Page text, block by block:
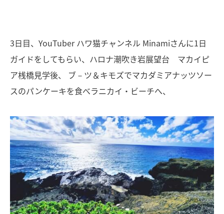
3日目、YouTuber ハワ猫チャンネル Minamiさんに1日
ガイドをしてもらい、ハロナ潮吹き岩展望台 マカイピ
ア桟橋見学後、 ブ－ツ＆キモズでマカダミアナッツソー
スのパンケーキを食べラニカイ・ビーチへ、